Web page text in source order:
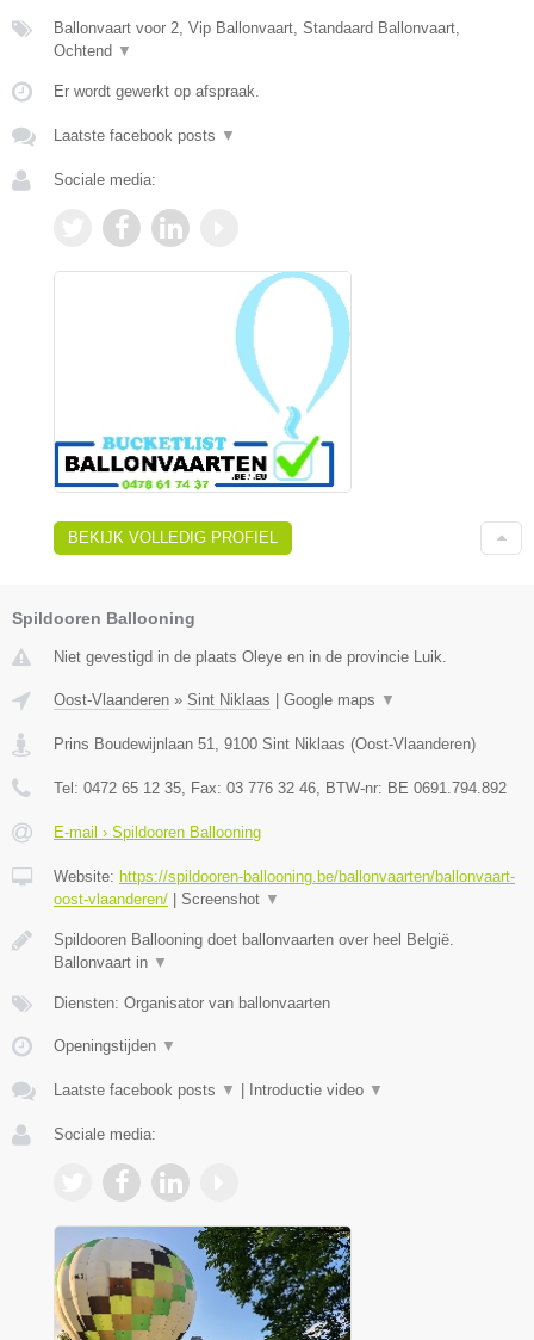
Ballonvaart voor 2, Vip Ballonvaart, Standaard Ballonvaart,
Ochtend ▼
Er wordt gewerkt op afspraak.
Laatste facebook posts ▼
Sociale media:
BEKIJK VOLLEDIG PROFIEL
Spildooren Ballooning
Niet gevestigd in de plaats Oleye en in de provincie Luik.
Oost-Vlaanderen » Sint Niklaas | Google maps ▼
Prins Boudewijnlaan 51 9100 Sint Niklaas (Oost-Vlaanderen)
Tel: 0472 65 12 35 , Fax: 03 776 32 46 , BTW-nr: BE 0691.794.892
E-mail › Spildooren Ballooning
Website: https://spildooren-ballooning.be/ballonvaarten/ballonvaart-
oost-vlaanderen/ | Screenshot ▼
Spildooren Ballooning doet ballonvaarten over heel België.
Ballonvaart in ▼
Diensten: Organisator van ballonvaarten
Openingstijden ▼
Laatste facebook posts ▼ | Introductie video ▼
Sociale media: